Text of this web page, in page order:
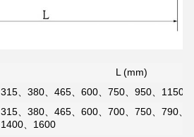
L (mm)
315、380、465、600、750、950、1150
315、380、465、600、700、750、790、
1400、1600